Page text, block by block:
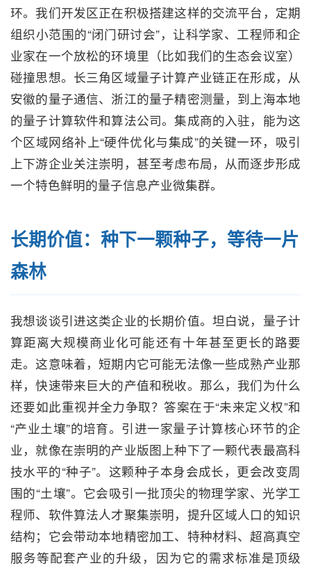
环。我们开发区正在积极搭建这样的交流平台，定期
组织小范围的“闭门研讨会”，让科学家、工程师和企
业家在一个放松的环境里（比如我们的生态会议室）
碰撞思想。长三角区域量子计算产业链正在形成，从
安徽的量子通信、浙江的量子精密测量，到上海本地
的量子计算软件和算法公司。集成商的入驻，能为这
个区域网络补上“硬件优化与集成”的关键一环，吸引
上下游企业关注崇明，甚至考虑布局，从而逐步形成
一个特色鲜明的量子信息产业微集群。
长期价值：种下一颗种子，等待一片
森林
我想谈谈引进这类企业的长期价值。坦白说，量子计
算距离大规模商业化可能还有十年甚至更长的路要
走。这意味着，短期内它可能无法像一些成熟产业那
样，快速带来巨大的产值和税收。那么，我们为什么
还要如此重视并全力争取？答案在于“未来定义权”和
“产业土壤”的培育。引进一家量子计算核心环节的企
业，就像在崇明的产业版图上种下了一颗代表最高科
技水平的“种子”。这颗种子本身会成长，更会改变周
围的“土壤”。它会吸引一批顶尖的物理学家、光学工
程师、软件算法人才聚集崇明，提升区域人口的知识
结构；它会带动本地精密加工、特种材料、超高真空
服务等配套产业的升级，因为它的需求标准是顶级